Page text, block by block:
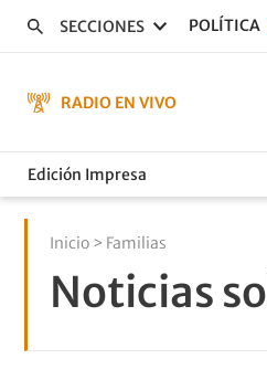
SECCIONES POLÍTICA
RADIO EN VIVO
Edición Impresa
Inicio > Familias
Noticias